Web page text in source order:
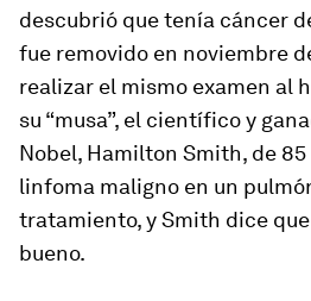
descubrió que tenía cáncer
fue removido en noviembre
realizar el mismo examen al
su “musa”, el científico y
Nobel, Hamilton Smith, de
linfoma maligno en un
tratamiento, y Smith dice
bueno.